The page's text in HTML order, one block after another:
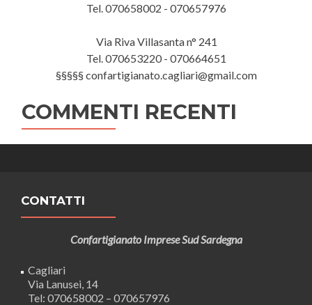
Tel. 070658002 - 070657976
Via Riva Villasanta n° 241
Tel. 070653220 - 070664651
§§§§§ confartigianato.cagliari@gmail.com
COMMENTI RECENTI
CONTATTI
Confartigianato Imprese Sud Sardegna
Cagliari
Via Lanusei, 14
Tel: 070658002 – 070657976